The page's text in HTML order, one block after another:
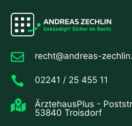
 recht@andreas-
 02241 / 25 455 11

ÄrztehausPlus -
53840 Troisdorf